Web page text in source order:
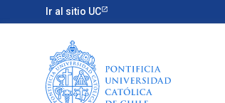
Ir al sitio UC